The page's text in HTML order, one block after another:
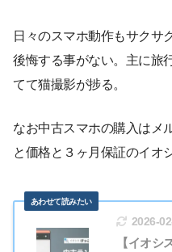
日々のスマホ動作もサクサ
後悔する事がない。主に旅
てて猫撮影が捗る。
なお中古スマホの購入はメ
と価格と３ヶ月保証のイオ
2026-
【イオシ